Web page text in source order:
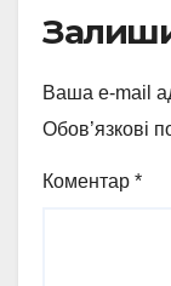
Ваша e-mail
Обов’язкові
Коментар *